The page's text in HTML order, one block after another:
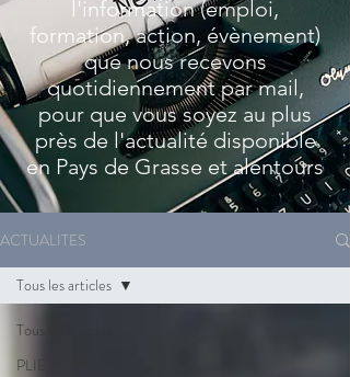
l'information (emploi,
formation, action, évènement)
que nous recevons
quotidiennement par mail,
pour que vous soyez au plus
près de l'actualité disponible
en Pays de Grasse et alentours
ACTUALITES
Tous les articles
PLIE
Tous les articles